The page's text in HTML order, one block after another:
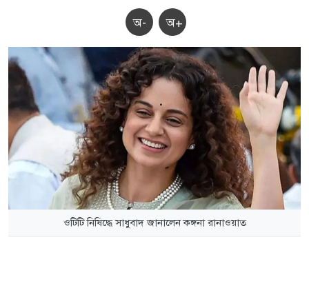
অ- অ+
ওটিটি নিষিদ্ধে সাধুবাদ জানালেন কঙ্গনা রানাওয়াত